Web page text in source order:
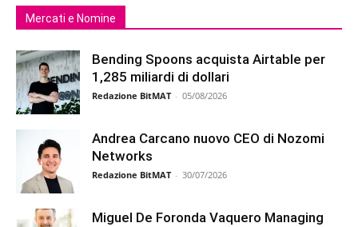
Mercati e Nomine
Bending Spoons acquista Airtable per
1,285 miliardi di dollari
Redazione BitMAT - 05/08/2026
Andrea Carcano nuovo CEO di Nozomi
Networks
Redazione BitMAT - 30/07/2026
Miguel De Foronda Vaquero Managing